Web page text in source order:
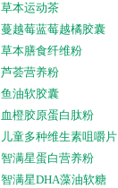
草本运动茶
蔓越莓蓝莓越橘胶囊
草本膳食纤维粉
芦荟营养粉
鱼油软胶囊
血橙胶原蛋白肽粉
儿童多种维生素咀嚼片
智满星蛋白营养粉
智满星DHA藻油软糖